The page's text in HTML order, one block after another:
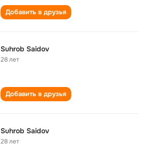
Добавить в друзья
Suhrob Saidov
28 лет
Добавить в друзья
Suhrob Saidov
28 лет